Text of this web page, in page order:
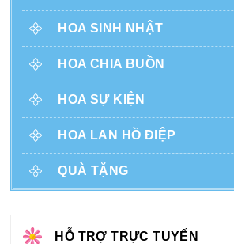
HOA SINH NHẬT
HOA CHIA BUỒN
HOA SỰ KIỆN
HOA LAN HỒ ĐIỆP
QUÀ TẶNG
HỖ TRỢ TRỰC TUYẾN